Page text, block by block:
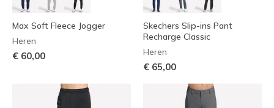
Max Soft Fleece Jogger
Heren
€ 60,00
Skechers Slip-ins Pant
Recharge Classic
Heren
€ 65,00